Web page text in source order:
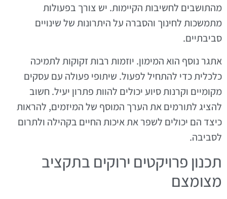
מהתושבים לחשיבות הקיימות. יש צורך בפעולות
מתמשכות לחינוך והסברה על היתרונות של שינויים
סביבתיים.
אתגר נוסף הוא המימון. יוזמות רבות זקוקות לתמיכה
כלכלית כדי להתחיל לפעול. שיתופי פעולה עם עסקים
מקומיים וקרנות סיוע יכולים להוות פתרון יעיל. חשוב
להציג לתורמים את הערך המוסף של המיזמים, להראות
כיצד הם יכולים לשפר את איכות החיים בקהילה ולתרום
לסביבה.
תכנון פרויקטים ירוקים בתקציב
מצומצם